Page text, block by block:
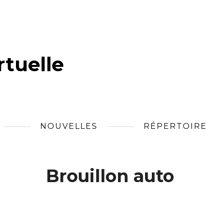
NOUVELLES RÉPERTOIRE
Brouillon auto